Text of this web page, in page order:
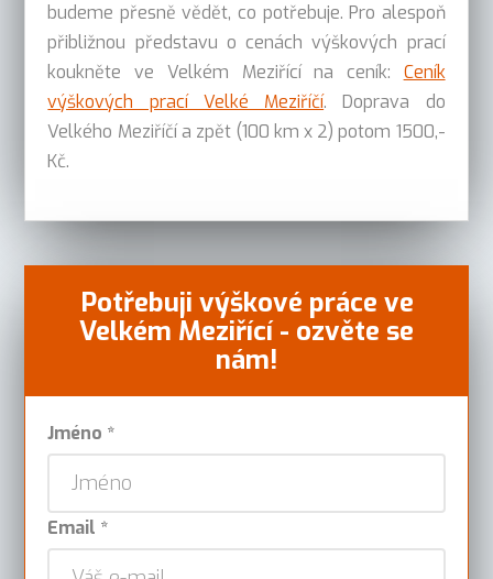
budeme přesně vědět, co potřebuje. Pro alespoň
přibližnou představu o cenách výškových prací
koukněte ve Velkém Meziřící na ceník: Ceník
výškových prací Velké Meziříčí. Doprava do
Velkého Meziříčí a zpět (100 km x 2) potom 1500,-
Kč.
Potřebuji výškové práce ve
Velkém Meziřící - ozvěte se
nám!
Jméno *
Email *